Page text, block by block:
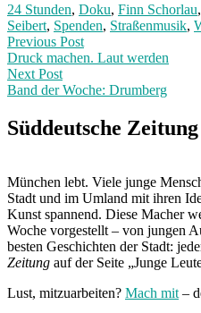
24 Stunden, Doku, Finn Schorlau,
Seibert, Spenden, Straßenmusik,
Post
navigation
Previous PostPrevious
post:
Druck machen. Laut werden
Next Post
Band der Woche: Drumberg
Post:
Süddeutsche Zeitung
München lebt. Viele junge
Stadt und im Umland mit ihren
Kunst spannend. Diese Macher
Woche vorgestellt – von jungen
besten Geschichten der Stadt:
Zeitung auf der Seite „Junge
Lust, mitzuarbeiten? Mach mit –